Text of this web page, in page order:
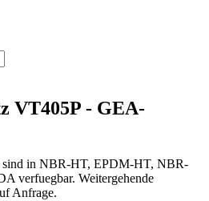
VT405P - GEA-
sind in NBR-HT, EPDM-HT, NBR-
verfuegbar. Weitergehende
Anfrage.